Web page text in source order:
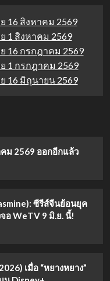
16 สิงหาคม 2569
1 สิงหาคม 2569
16 กรกฎาคม 2569
1 กรกฎาคม 2569
16 มิถุนายน 2569
ม 2569 ออกอีกแล้ว
ซีรีส์จีนย้อนยุค
อ WeTV 9 มิ.ย. นี้!
เมื่อ “หยางหยาง”